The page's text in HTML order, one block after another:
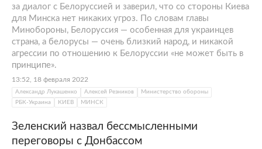
за диалог с Белоруссией и заверил, что со стороны Киева
для Минска нет никаких угроз. По словам главы
Минобороны, Белоруссия — особенная для украинцев
страна, а белорусы — очень близкий народ, и никакой
агрессии по отношению к Белоруссии «не может быть в
принципе».
13:52, 18 февраля 2022
Александр Лукашенко Алексей Резников
Министерство обороны
РБК-Украина
КИЕВ МИНСК
Зеленский назвал бессмысленными
переговоры с Донбассом